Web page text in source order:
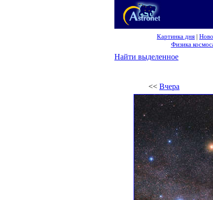
Картинка дня |
Физика
Найти выделенное
<< Вчера